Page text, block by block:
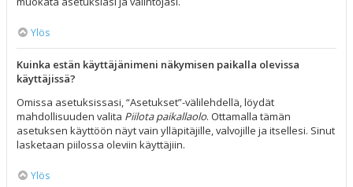
Ylös
Kuinka estän käyttäjänimeni näkymisen paikalla olevissa
käyttäjissä?
Omissa asetuksissasi, “Asetukset”-välilehdellä, löydät
mahdollisuuden valita Piilota paikallaolo. Ottamalla tämän
asetuksen käyttöön näyt vain ylläpitäjille, valvojille ja itsellesi. Sinut
lasketaan piilossa oleviin käyttäjiin.
Ylös